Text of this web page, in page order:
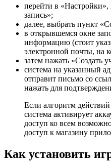
перейти в
запись»;
далее, выбрать пункт
в открывшемся окне
информацию (стоит
электронной почты, на
затем нажать «Создать
система на указанный
отправит письмо со
нажать для
Если алгоритм
система активирует
доступ ко всем
доступ к магазину
Как установить